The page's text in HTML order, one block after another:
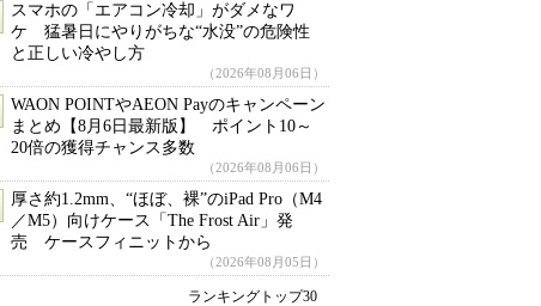
スマホの「エアコン冷却」がダメなワ
ケ 猛暑日にやりがちな“水没”の危険性
と正しい冷やし方
（2026年08月06日）
WAON POINTやAEON Payのキャンペーン
まとめ【8月6日最新版】 ポイント10～
20倍の獲得チャンス多数
（2026年08月06日）
厚さ約1.2mm、“ほぼ、裸”のiPad Pro（M4
／M5）向けケース「The Frost Air」発
売 ケースフィニットから
（2026年08月05日）
ランキングトップ30